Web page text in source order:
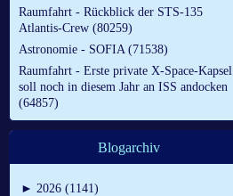
Raumfahrt - Rückblick der STS-135
Atlantis-Crew (80259)
Astronomie - SOFIA (71538)
Raumfahrt - Erste private X-Space-Kapsel
soll noch in diesem Jahr an ISS andocken
(64857)
Blogarchiv
► 2026 (1141)